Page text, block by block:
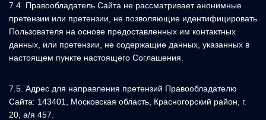
7.4. Правообладатель Сайта не рассматривает анонимные
претензии или претензии, не позволяющие идентифицировать
Пользователя на основе предоставленных им контактных
данных, или претензии, не содержащие данных, указанных в
настоящем пункте настоящего Соглашения.
7.5. Адрес для направления претензий Правообладателю
Сайта: 143401, Московская область, Красногорский район, г.
20, а/я 457.